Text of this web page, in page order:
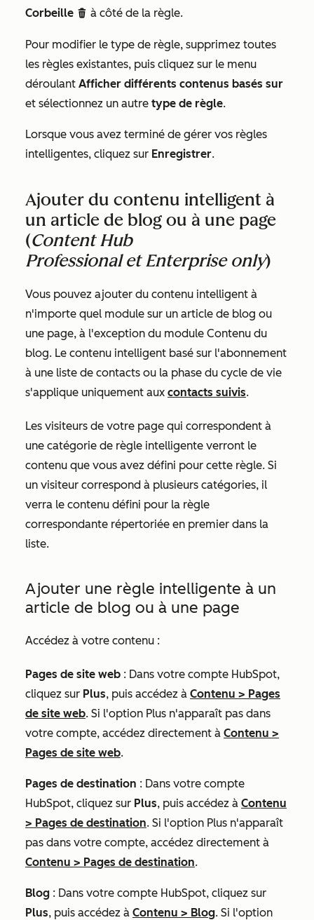
Corbeille delete à côté de la règle.
Pour modifier le type de règle, supprimez toutes
les règles existantes, puis cliquez sur le menu
déroulant Afficher différents contenus basés sur
et sélectionnez un autre type de règle.
Lorsque vous avez terminé de gérer vos règles
intelligentes, cliquez sur Enregistrer.
Ajouter du contenu intelligent à
un article de blog ou à une page
(Content Hub
Professionalet Enterprise only)
Vous pouvez ajouter du contenu intelligent à
n'importe quel module sur un article de blog ou
une page, à l'exception du module Contenu du
blog. Le contenu intelligent basé sur l'abonnement
à une liste de contacts ou la phase du cycle de vie
s'applique uniquement aux contacts suivis.
Les visiteurs de votre page qui correspondent à
une catégorie de règle intelligente verront le
contenu que vous avez défini pour cette règle. Si
un visiteur correspond à plusieurs catégories, il
verra le contenu défini pour la règle
correspondante répertoriée en premier dans la
liste.
Ajouter une règle intelligente à un
article de blog ou à une page
Accédez à votre contenu :
Pages de site web : Dans votre compte HubSpot,
cliquez sur Plus, puis accédez à Contenu > Pages
de site web. Si l'option Plus n'apparaît pas dans
votre compte, accédez directement à Contenu >
Pages de site web.
Pages de destination : Dans votre compte
HubSpot, cliquez sur Plus, puis accédez à Contenu
> Pages de destination. Si l'option Plus n'apparaît
pas dans votre compte, accédez directement à
Contenu > Pages de destination.
Blog : Dans votre compte HubSpot, cliquez sur
Plus, puis accédez à Contenu > Blog. Si l'option